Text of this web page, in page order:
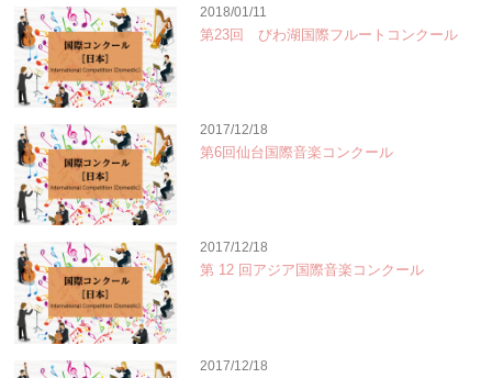
2018/01/11
第23回 びわ湖国際フルートコンクール
2017/12/18
第6回仙台国際音楽コンクール
2017/12/18
第 12 回アジア国際音楽コンクール
2017/12/18